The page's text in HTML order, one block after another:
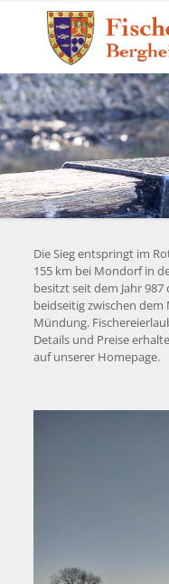
Die Sieg entspringt im
155 km bei Mondorf in
besitzt seit dem Jahr
beidseitig zwischen
Mündung.
Details und Preise
auf unserer Homepage.